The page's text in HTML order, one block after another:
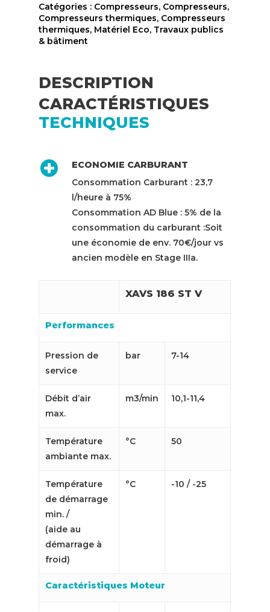
Catégories : Compresseurs, Compresseurs,
Compresseurs thermiques, Compresseurs
thermiques, Matériel Eco, Travaux publics
& bâtiment
DESCRIPTION
CARACTÉRISTIQUES
TECHNIQUES
ECONOMIE CARBURANT
Consommation Carburant : 23,7
l/heure à 75%
Consommation AD Blue : 5% de la
consommation du carburant :Soit
une économie de env. 70€/jour vs
ancien modèle en Stage IIIa.
XAVS 186 ST V
Performances
Pression de
service
bar 7-14
Débit d’air
max.
m3/min 10,1-11,4
Température
ambiante max.
°C 50
Température
de démarrage
min. /
(aide au
démarrage à
froid)
°C -10 / -25
Caractéristiques Moteur